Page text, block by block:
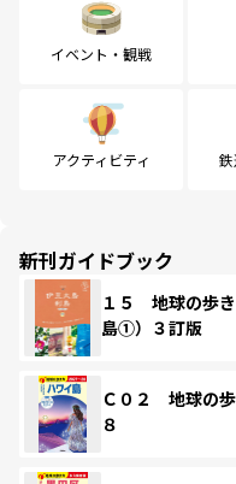
イベント・観戦
アクティビティ
新刊ガイドブック
１５ 地球の歩
島①）３訂版
Ｃ０２ 地球の
８